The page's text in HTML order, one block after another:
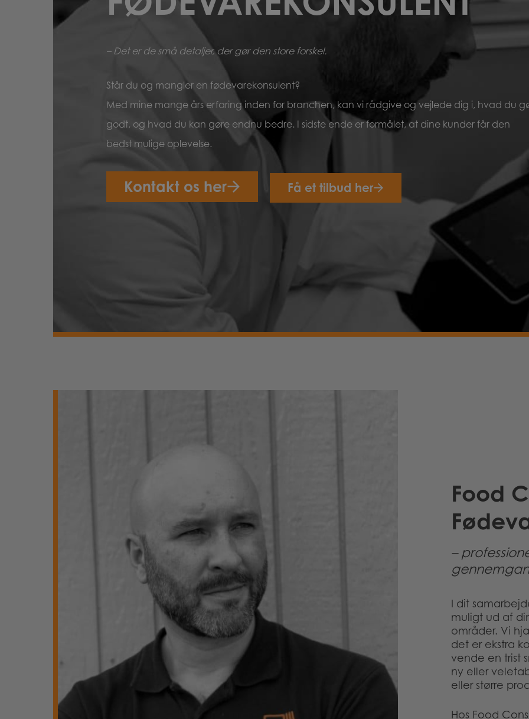
– Det er de små detaljer, der gør den store forskel.
Står du og mangler en fødevarekonsulent?
Med mine mange års erfaring inden for branchen, kan vi rådgive og vejlede dig i, hvad du
godt, og hvad du kan gøre endnu bedre. I sidste ende er formålet, at dine kunder får den
bedst mulige oplevelse.
Kontakt os her Få et tilbud her
Food
–
I dit
muligt ud af
områder. Vi
det er ekstra
vende en trist
ny eller
eller større
Hos Food